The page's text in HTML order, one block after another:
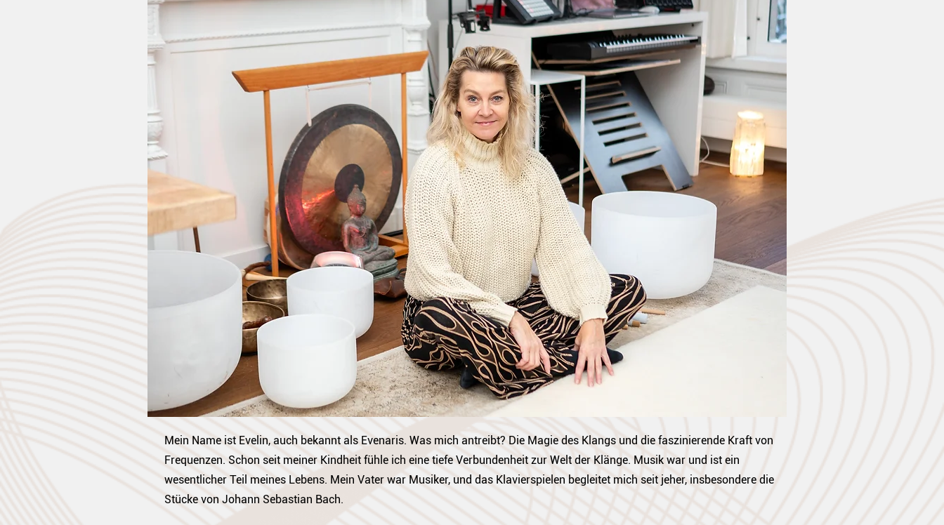
Mein Name ist Evelin, auch bekannt als Evenaris. Was mich antreibt? Die Magie des Klangs und die faszinierende Kraft von
Frequenzen. Schon seit meiner Kindheit fühle ich eine tiefe Verbundenheit zur Welt der Klänge. Musik war und ist ein
wesentlicher Teil meines Lebens. Mein Vater war Musiker, und das Klavierspielen begleitet mich seit jeher, insbesondere die
Stücke von Johann Sebastian Bach.